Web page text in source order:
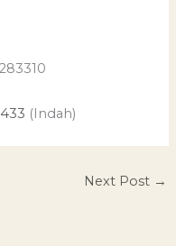
(Indah)
Next Post →